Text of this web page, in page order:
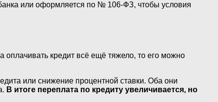
или оформляется по № 106-ФЗ, чтобы условия
оплачивать кредит всё ещё тяжело, то его можно
или снижение процентной ставки. Оба они
В итоге переплата по кредиту увеличивается, но